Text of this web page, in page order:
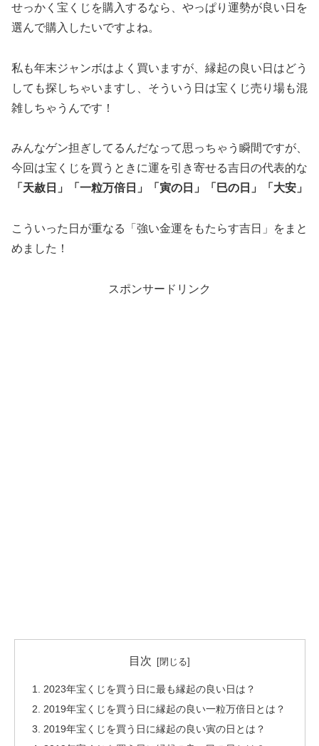
せっかく宝くじを購入するなら、やっぱり運勢が良い日を
選んで購入したいですよね。
私も年末ジャンボはよく買いますが、縁起の良い日はどう
しても探しちゃいますし、そういう日は宝くじ売り場も混
雑しちゃうんです！
みんなゲン担ぎしてるんだなって思っちゃう瞬間ですが、
今回は宝くじを買うときに運を引き寄せる吉日の代表的な
「天赦日」「一粒万倍日」「寅の日」「巳の日」「大安」
こういった日が重なる 「強い金運をもたらす吉日」
をまと
めました！
スポンサードリンク
目次
2023年宝くじを買う日に最も縁起の良い日は？
2019年宝くじを買う日に縁起の良い一粒万倍日とは？
2019年宝くじを買う日に縁起の良い寅の日とは？